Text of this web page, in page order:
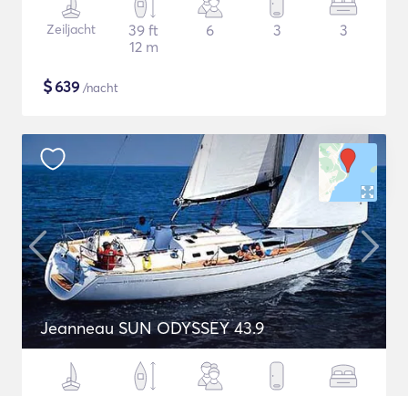
Zeiljacht
39 ft
12 m
6 3 3
$639 /nacht
Jeanneau SUN ODYSSEY 43.9